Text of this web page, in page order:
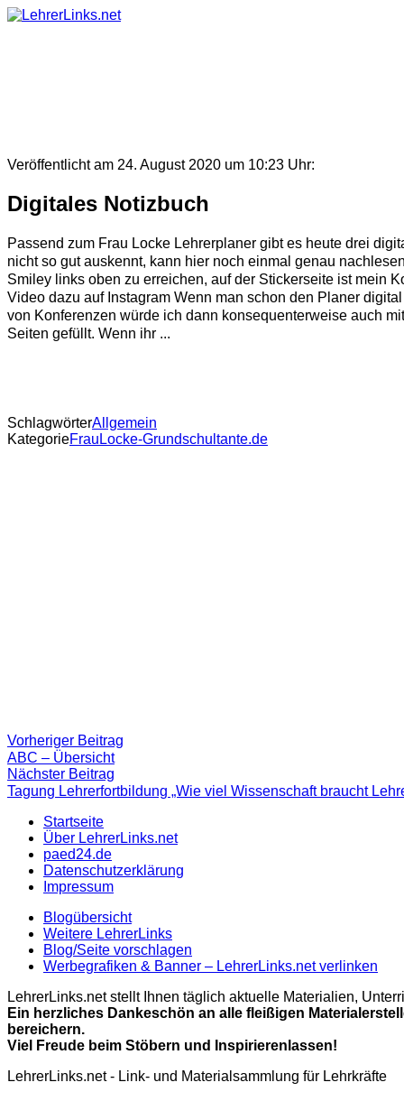
Skip
Veröffentlicht am 24. August 2020 um 10:23 Uhr:
Digitales Notizbuch
Passend zum Frau Locke Lehrerplaner gibt es heute drei
nicht so gut auskennt, kann hier noch einmal genau
Smiley links oben zu erreichen, auf der Stickerseite ist mein
Video dazu auf Instagram Wenn man schon den Planer
von Konferenzen würde ich dann konsequenterweise auch
Seiten gefüllt. Wenn ihr ...
SchlagwörterAllgemein
KategorieFrauLocke-Grundschultante.de
Beitragsnavigation
Vorheriger Beitrag
ABC – Übersicht
Nächster Beitrag
Beitrag
Tagung Lehrerfortbildung „Wie viel Wissenschaft braucht
Startseite
Über LehrerLinks.net
paed24.de
Datenschutzerklärung
Impressum
Blogübersicht
Weitere LehrerLinks
Blog/Seite vorschlagen
Werbegrafiken & Banner – LehrerLinks.net verlinken
LehrerLinks.net stellt Ihnen täglich aktuelle Materialien,
Ein herzliches Dankeschön an alle fleißigen
bereichern.
Viel Freude beim Stöbern und Inspirierenlassen!
LehrerLinks.net - Link- und Materialsammlung für Lehrkräfte